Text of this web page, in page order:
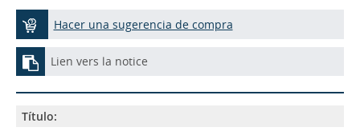
Hacer una sugerencia de compra
Lien vers la notice
Título: